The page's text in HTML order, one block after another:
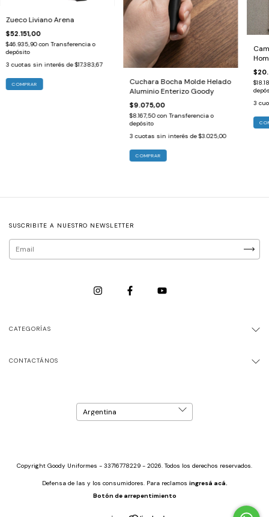
Zueco Liviano Arena
$52.151,00
$46.935,90con Transferencia o
depósito
3 cuotas sin interés de$17.383,67
COMPRAR
Cuchara Bocha Molde Helado
Aluminio Enterizo Goody
$9.075,00
$8.167,50con Transferencia o
depósito
3 cuotas sin interés de$3.025,00
3
SUSCRIBITE A NUESTRO NEWSLETTER
CATEGORÍAS
CONTACTÁNOS
Copyright Goody Uniformes - 33716778229 - 2026. Todos los derechos reservados.
Defensa de las y los consumidores. Para reclamos ingresá acá.
Botón de arrepentimiento